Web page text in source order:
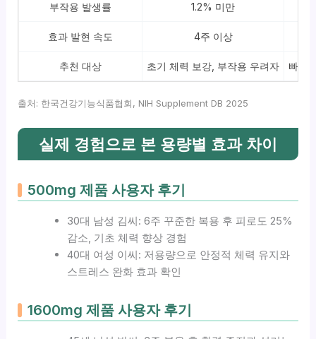
부작용 발생률 1.2% 미만
효과 발현 속도 4주 이상
추천 대상 초기 체력 보강, 부작용 우려자 빠른
출처: 한국건강기능식품협회, NIH Supplement DB 2025
실제 경험으로 본 용량별 효과 차이
500mg 제품 사용자 후기
30대 남성 김씨: 6주 꾸준한 복용 후 피로도 25%
감소, 기초 체력 향상 경험
40대 여성 이씨: 저용량으로 안정적 체력 유지와
스트레스 완화 효과 확인
1600mg 제품 사용자 후기